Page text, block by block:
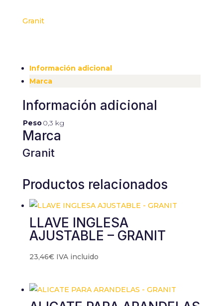
Granit
Información adicional
Marca
Información adicional
Peso0,3 kg
Marca
Granit
Productos relacionados
LLAVE INGLESA
AJUSTABLE – GRANIT
23,46€ IVA incluido